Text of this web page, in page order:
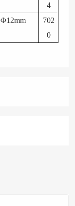
4
Φ12mm
702
0